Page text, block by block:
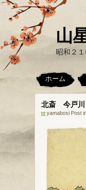
山
昭和２
ホーム
北斎 今戸川
yamabosi Post